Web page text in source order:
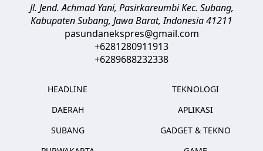
Jl. Jend. Achmad Yani, Pasirkareumbi Kec. Subang,
Kabupaten Subang, Jawa Barat,Indonesia41211
pasundanekspres@gmail.com
+6281280911913
+6289688232338
HEADLINE
DAERAH
SUBANG
TEKNOLOGI
APLIKASI
GADGET & TEKNO